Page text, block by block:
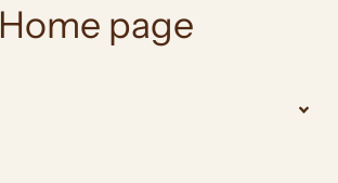
Home page